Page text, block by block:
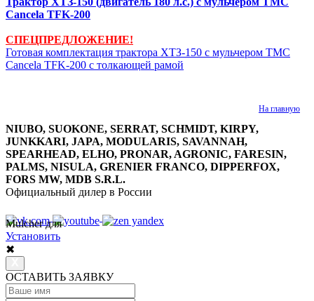
Cancela TFK-200
СПЕЦПРЕДЛОЖЕНИЕ!
Готовая комплектация трактора ХТЗ-150 с мульчером TMC
Cancela TFK-200 c толкающей рамой
На главную
NIUBO, SUOKONE, SERRAT, SCHMIDT, KIRPY,
JUNKKARI, JAPA, MODULARIS, SAVANNAH,
SPEARHEAD, ELHO, PRONAR, AGRONIC, FARESIN,
PALMS, NISULA, GRENIER FRANCO, DIPPERFOX,
FORS MW, MDB S.R.L.
Официальный дилер в России
8 800 7777 152
Mulcher для
Установить
✖
ОСТАВИТЬ ЗАЯВКУ